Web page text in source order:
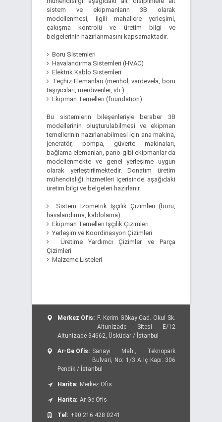
sistem ve ekipmanların 3B olarak
modellenmesi, ilgili mahallere yerleşimi,
çakışma kontrolü ve üretim bilgi ve
belgelerinin hazırlanmasını kapsamaktadır.
Boru Sistemleri
Havalandırma Sistemleri (HVAC)
Elektrik Kablo Sistemleri
Teçhiz Elemanları (menhol, vardevela, boru
taşıyıcıları, merdivenler, vb.)
Ekipman Temelleri (foundation)
Bu sistemlerin bileşenleriyle beraber 3B
modellerinin oluşturulabilmesi ve ekipman
temellerinin hazırlanabilmesi için ana makina,
jeneratör, pompa, güverte makinaları,
bağlama elemanları, pano gibi ekipmanlar da
modellenmekte ve genel yerleşime uygun
olarak yerleştirilmektedir. Donatım üretim
mühendisliği hizmetleri içerisinde aşağıdaki
üretim bilgi ve belgeleri hazırlanır.
Sistem İzometrik İşçilik Çizimleri (boru,
havalandırma, kablolama)
Ekipman Temelleri İşçilik Çizimleri
Yerleşim ve Koordinasyon Çizimleri
Üretime Yardımcı Çizimler ve Parça
Çizimleri
Malzeme Listeleri
Merkez Ofis: F. Kerim Gökay Cad. Okul Sk.
Altunizade Sitesi E/12
Altunizade 34662, Üsküdar / İstanbul
Ar-Ge Ofis: Sanayi Mah., Teknopark
Bulvari, No: 1/3 A İç Kapı: 306
Pendik / İstanbul
Harita: Merkez Ofis
Harita: Ar-Ge Ofis
Tel: +90 216 428 0241